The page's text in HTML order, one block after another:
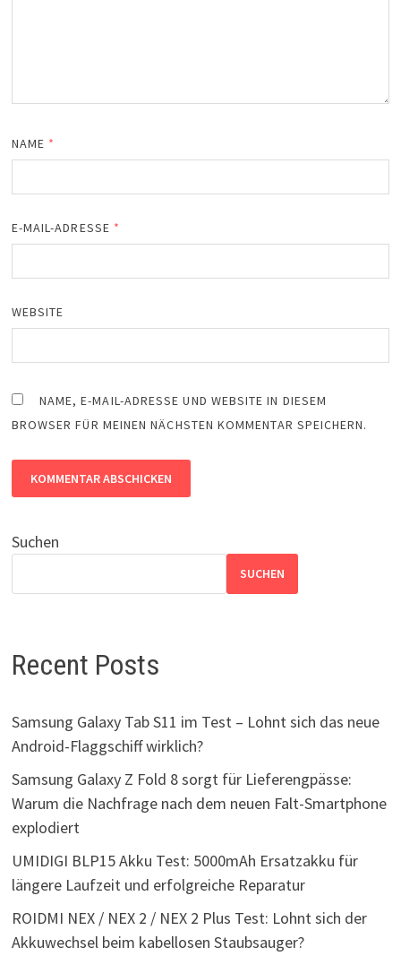
NAME *
E-MAIL-ADRESSE *
WEBSITE
NAME, E-MAIL-ADRESSE UND WEBSITE IN DIESEM
BROWSER FÜR MEINEN NÄCHSTEN KOMMENTAR SPEICHERN.
Suchen
SUCHEN
Recent Posts
Samsung Galaxy Tab S11 im Test – Lohnt sich das neue
Android-Flaggschiff wirklich?
Samsung Galaxy Z Fold 8 sorgt für Lieferengpässe:
Warum die Nachfrage nach dem neuen Falt-Smartphone
explodiert
UMIDIGI BLP15 Akku Test: 5000mAh Ersatzakku für
längere Laufzeit und erfolgreiche Reparatur
ROIDMI NEX / NEX 2 / NEX 2 Plus Test: Lohnt sich der
Akkuwechsel beim kabellosen Staubsauger?